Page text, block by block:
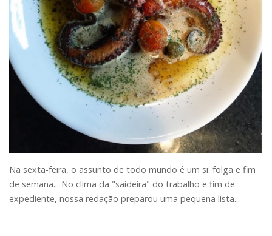
Na sexta-feira, o assunto de todo mundo é um si: folga e fim
de semana... No clima da "saideira" do trabalho e fim de
expediente, nossa redação preparou uma pequena lista...